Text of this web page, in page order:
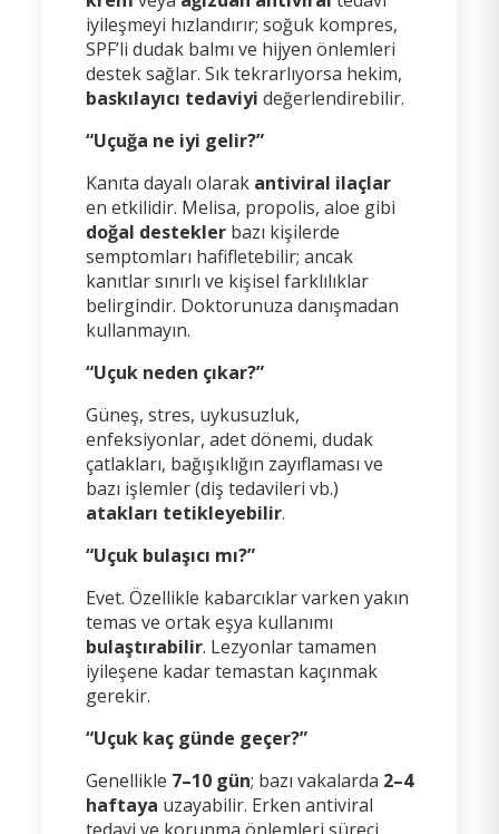
iyileşmeyi hızlandırır; soğuk kompres,
SPF’li dudak balmı ve hijyen önlemleri
destek sağlar. Sık tekrarlıyorsa hekim,
baskılayıcı tedaviyi değerlendirebilir.
“Uçuğa ne iyi gelir?”
Kanıta dayalı olarak antiviral ilaçlar
en etkilidir. Melisa, propolis, aloe gibi
doğal desteklerbazı kişilerde
semptomları hafifletebilir; ancak
kanıtlar sınırlı ve kişisel farklılıklar
belirgindir. Doktorunuza danışmadan
kullanmayın.
“Uçuk neden çıkar?”
Güneş, stres, uykusuzluk,
enfeksiyonlar, adet dönemi, dudak
çatlakları, bağışıklığın zayıflaması ve
bazı işlemler (diş tedavileri vb.)
atakları tetikleyebilir.
“Uçuk bulaşıcı mı?”
Evet. Özellikle kabarcıklar varken yakın
temas ve ortak eşya kullanımı
bulaştırabilir. Lezyonlar tamamen
iyileşene kadar temastan kaçınmak
gerekir.
“Uçuk kaç günde geçer?”
Genellikle 7–10 gün; bazı vakalarda 2–4
haftaya uzayabilir. Erken antiviral